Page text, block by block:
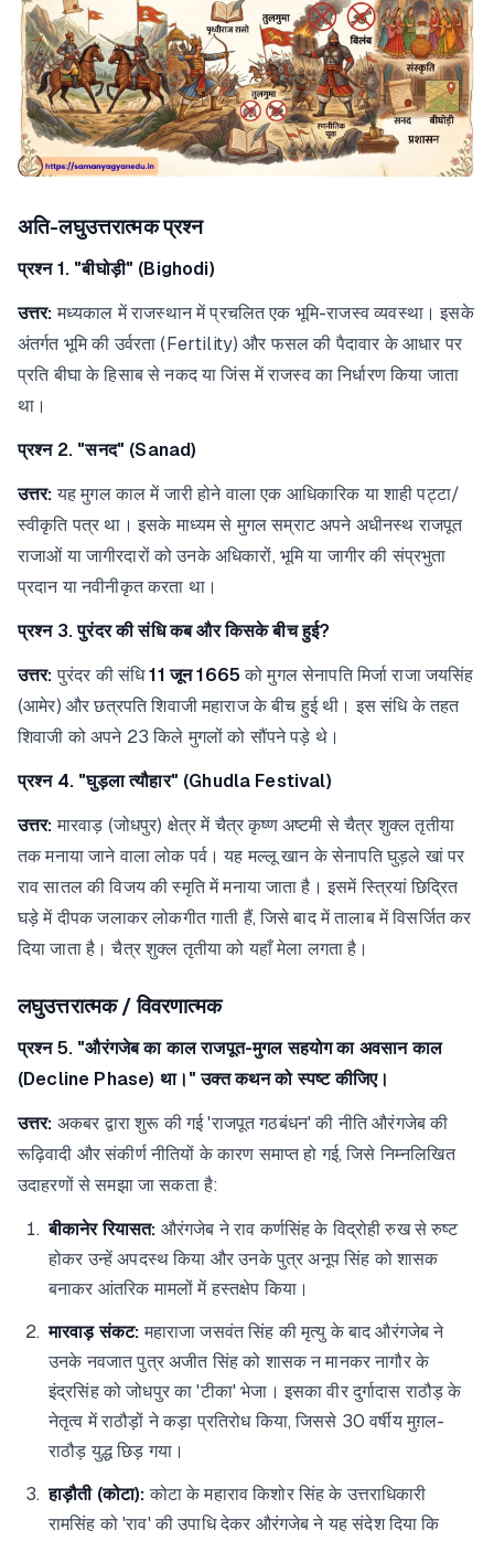
अति-लघुउत्तरात्मक प्रश्न
प्रश्न 1. "बीघोड़ी" (Bighodi)
उत्तर: मध्यकाल में राजस्थान में प्रचलित एक भूमि-राजस्व व्यवस्था। इसके
अंतर्गत भूमि की उर्वरता (Fertility) और फसल की पैदावार के आधार पर
प्रति बीघा के हिसाब से नकद या जिंस में राजस्व का निर्धारण किया जाता
था।
प्रश्न 2. "सनद" (Sanad)
उत्तर: यह मुगल काल में जारी होने वाला एक आधिकारिक या शाही पट्टा/
स्वीकृति पत्र था। इसके माध्यम से मुगल सम्राट अपने अधीनस्थ राजपूत
राजाओं या जागीरदारों को उनके अधिकारों, भूमि या जागीर की संप्रभुता
प्रदान या नवीनीकृत करता था।
प्रश्न 3. पुरंदर की संधि कब और किसके बीच हुई?
उत्तर: पुरंदर की संधि11 जून 1665 को मुगल सेनापति मिर्जा राजा जयसिंह
(आमेर) और छत्रपति शिवाजी महाराज के बीच हुई थी। इस संधि के तहत
शिवाजी को अपने 23 किले मुगलों को सौंपने पड़े थे।
प्रश्न 4. "घुड़ला त्यौहार" (Ghudla Festival)
उत्तर: मारवाड़ (जोधपुर) क्षेत्र में चैत्र कृष्ण अष्टमी से चैत्र शुक्ल तृतीया
तक मनाया जाने वाला लोक पर्व। यह मल्लू खान के सेनापति घुड़ले खां पर
राव सातल की विजय की स्मृति में मनाया जाता है। इसमें स्त्रियां छिद्रित
घड़े में दीपक जलाकर लोकगीत गाती हैं, जिसे बाद में तालाब में विसर्जित कर
दिया जाता है। चैत्र शुक्ल तृतीया को यहाँ मेला लगता है।
लघुउत्तरात्मक / विवरणात्मक
प्रश्न 5. "औरंगजेब का काल राजपूत-मुगल सहयोग का अवसान काल
(Decline Phase) था।" उक्त कथन को स्पष्ट कीजिए।
उत्तर: अकबर द्वारा शुरू की गई 'राजपूत गठबंधन' की नीति औरंगजेब की
रूढ़िवादी और संकीर्ण नीतियों के कारण समाप्त हो गई, जिसे निम्नलिखित
उदाहरणों से समझा जा सकता है:
बीकानेर रियासत: औरंगजेब ने राव कर्णसिंह के विद्रोही रुख से रुष्ट
होकर उन्हें अपदस्थ किया और उनके पुत्र अनूप सिंह को शासक
बनाकर आंतरिक मामलों में हस्तक्षेप किया।
मारवाड़ संकट: महाराजा जसवंत सिंह की मृत्यु के बाद औरंगजेब ने
उनके नवजात पुत्र अजीत सिंह को शासक न मानकर नागौर के
इंद्रसिंह को जोधपुर का 'टीका' भेजा। इसका वीर दुर्गादास राठौड़ के
नेतृत्व में राठौड़ों ने कड़ा प्रतिरोध किया, जिससे 30 वर्षीय मुग़ल-
राठौड़ युद्ध छिड़ गया।
हाड़ौती (कोटा): कोटा के महाराव किशोर सिंह के उत्तराधिकारी
रामसिंह को 'राव' की उपाधि देकर औरंगजेब ने यह संदेश दिया कि